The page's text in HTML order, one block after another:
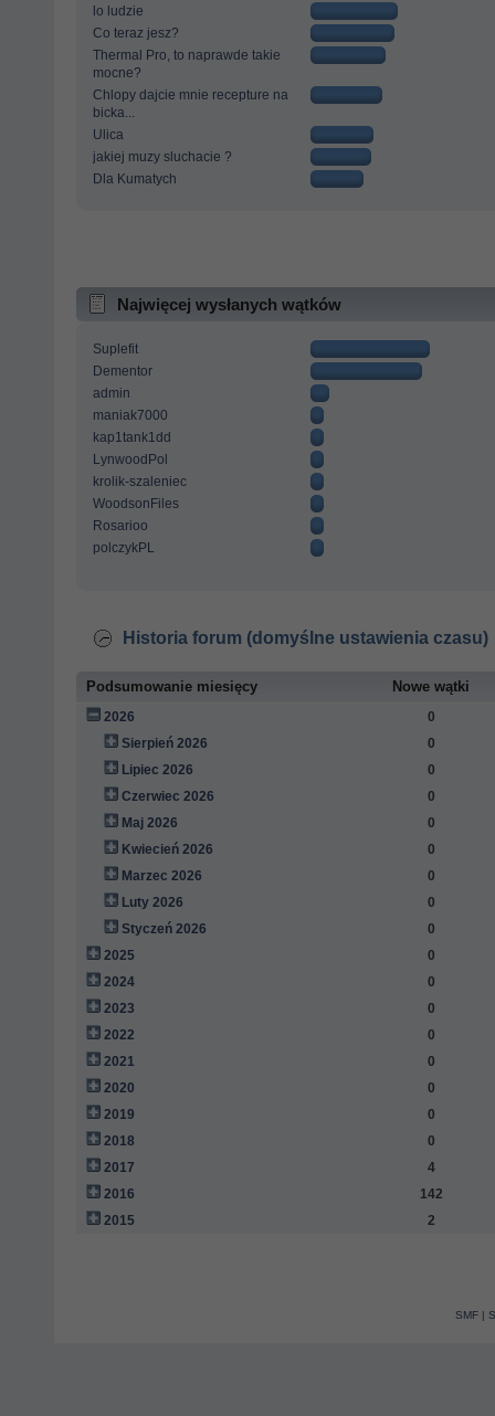
lo ludzie
Co teraz jesz?
Thermal Pro, to naprawde takie
mocne?
Chlopy dajcie mnie recepture na
bicka...
Ulica
jakiej muzy sluchacie ?
Dla Kumatych
Najwięcej wysłanych wątków
Suplefit
Dementor
admin
maniak7000
kap1tank1dd
LynwoodPol
krolik-szaleniec
WoodsonFiles
Rosarioo
polczykPL
Historia forum (domyślne ustawienia czasu)
Podsumowanie miesięcy Nowe wątki
2026
0
Sierpień 2026
0
Lipiec 2026
0
Czerwiec 2026
0
Maj 2026
0
Kwiecień 2026
0
Marzec 2026
0
Luty 2026
0
Styczeń 2026
0
2025
0
2024
0
2023
0
2022
0
2021
0
2020
0
2019
0
2018
0
2017
4
2016
142
2015
2
SMF|